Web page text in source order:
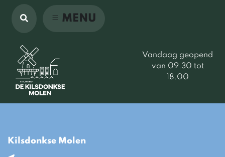
MENU
Vandaag geopend
van 09.30 tot
18.00
Kilsdonkse Molen